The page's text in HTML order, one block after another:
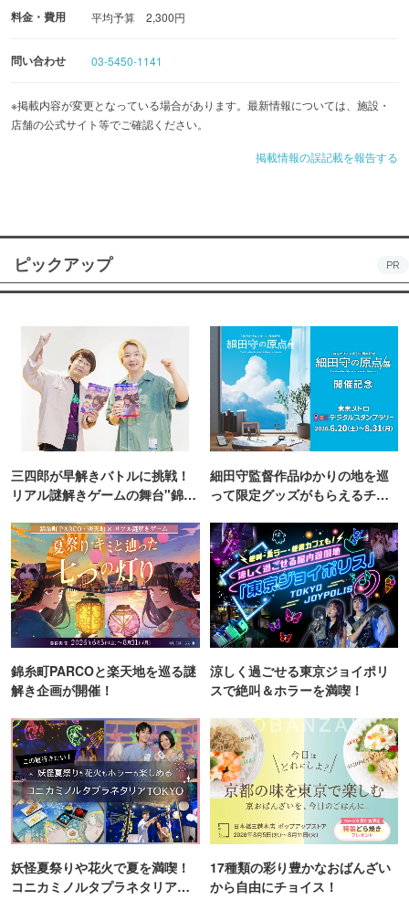
料金・費用 平均予算 2,300円
問い合わせ 03-5450-1141
※掲載内容が変更となっている場合があります。最新情報については、施設・
店舗の公式サイト等でご確認ください。
掲載情報の誤記載を報告する
ピックアップ PR
三四郎が早解きバトルに挑戦！
リアル謎解きゲームの舞台"錦糸
細田守監督作品ゆかりの地を巡
って限定グッズがもらえるチャ
錦糸町PARCOと楽天地を巡る謎
解き企画が開催！
涼しく過ごせる東京ジョイポリ
スで絶叫＆ホラーを満喫！
妖怪夏祭りや花火で夏を満喫！
コニカミノルタプラネタリア
17種類の彩り豊かなおばんざい
から自由にチョイス！